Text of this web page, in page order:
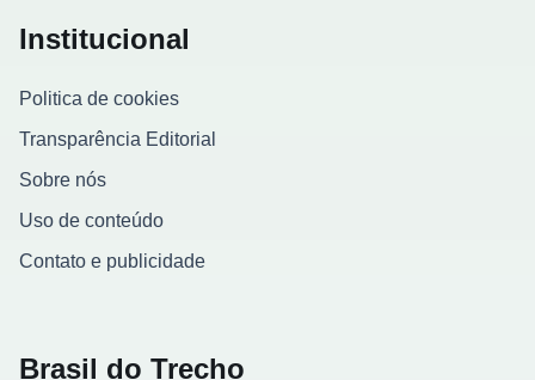
Institucional
Politica de cookies
Transparência Editorial
Sobre nós
Uso de conteúdo
Contato e publicidade
Brasil do Trecho